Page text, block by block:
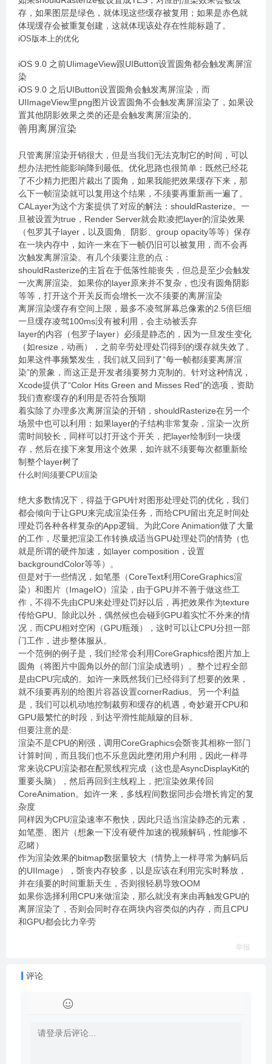
存，如果图层是绿色，就体现这些缓存被复用；如果是赤色就
体现缓存会被重复创建，这就体现该处存在性能标题了。
iOS版本上的优化
iOS 9.0 之前UIimageView跟UIButton设置圆角都会触发离屏渲
染
iOS 9.0 之后UIButton设置圆角会触发离屏渲染，而
UIImageView里png图片设置圆角不会触发离屏渲染了，如果设
置其他阴影效果之类的还是会触发离屏渲染的。
善用离屏渲染
只管离屏渲染开销很大，但是当我们无法克制它的时间，可以
想办法把性能影响降到最低。优化思路也很简单：既然已经花
了不少精力把图片裁出了圆角，如果我能把效果缓存下来，那
么下一帧渲染就可以复用这个结果，不须要再重新画一遍了。
CALayer为这个方案提供了对应的解法：shouldRasterize。一
旦被设置为true，Render Server就会欺凌把layer的渲染效果
（包罗其子layer，以及圆角、阴影、group opacity等等）保存
在一块内存中，如许一来在下一帧仍旧可以被复用，而不会再
次触发离屏渲染。有几个须要注意的点：
shouldRasterize的主旨在于低落性能丧失，但总是至少会触发
一次离屏渲染。如果你的layer原来并不复杂，也没有圆角阴影
等等，打开这个开关反而会增长一次不须要的离屏渲染
离屏渲染缓存有空间上限，最多不凌驾屏幕总像素的2.5倍巨细
一旦缓存凌驾100ms没有被利用，会主动被丢弃
layer的内容（包罗子layer）必须是静态的，因为一旦发生变化
（如resize，动画），之前辛劳处理处罚得到的缓存就失效了。
如果这件事频繁发生，我们就又回到了“每一帧都须要离屏渲
染”的景象，而这正是开发者须要努力克制的。针对这种情况，
Xcode提供了“Color Hits Green and Misses Red”的选项，资助
我们查察缓存的利用是否符合预期
着实除了办理多次离屏渲染的开销，shouldRasterize在另一个
场景中也可以利用：如果layer的子结构非常复杂，渲染一次所
需时间较长，同样可以打开这个开关，把layer绘制到一块缓
存，然后在接下来复用这个效果，如许就不须要每次都重新绘
制整个layer树了
什么时间须要CPU渲染
绝大多数情况下，得益于GPU针对图形处理处罚的优化，我们
都会倾向于让GPU来完成渲染任务，而给CPU留出充足时间处
理处罚各种各样复杂的App逻辑。为此Core Animation做了大量
的工作，尽量把渲染工作转换成适当GPU处理处罚的情势（也
就是所谓的硬件加速，如layer composition，设置
backgroundColor等等）。
但是对于一些情况，如笔墨（CoreText利用CoreGraphics渲
染）和图片（ImageIO）渲染，由于GPU并不善于做这些工
作，不得不先由CPU来处理处罚好以后，再把效果作为texture
传给GPU。除此以外，偶然候也会碰到GPU着实忙不外来的情
况，而CPU相对空闲（GPU瓶颈），这时可以让CPU分担一部
门工作，进步整体服从。
一个范例的例子是，我们经常会利用CoreGraphics给图片加上
圆角（将图片中圆角以外的部门渲染成透明）。整个过程全部
是由CPU完成的。如许一来既然我们已经得到了想要的效果，
就不须要再别的给图片容器设置cornerRadius。另一个利益
是，我们可以机动地控制裁剪和缓存的机遇，奇妙避开CPU和
GPU最繁忙的时段，到达平滑性能颠簸的目标。
但要注意的是:
渲染不是CPU的刚强，调用CoreGraphics会斲丧其相称一部门
计算时间，而且我们也不乐意因此壅闭用户利用，因此一样寻
常来说CPU渲染都在配景线程完成（这也是AsyncDisplayKit的
重要头脑），然后再回到主线程上，把渲染效果传回
CoreAnimation。如许一来，多线程间数据同步会增长肯定的复
杂度
同样因为CPU渲染速率不敷快，因此只适当渲染静态的元素，
如笔墨、图片（想象一下没有硬件加速的视频解码，性能惨不
忍睹）
作为渲染效果的bitmap数据量较大（情势上一样寻常为解码后
的UIImage），斲丧内存较多，以是应该在利用完实时释放，
并在须要的时间重新天生，否则很轻易导致OOM
如果你选择利用CPU来做渲染，那么就没有来由再触发GPU的
离屏渲染了，否则会同时存在两块内容类似的内存，而且CPU
和GPU都会比力辛劳
举报
评论